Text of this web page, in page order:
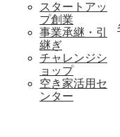
スタートアッ
プ創業
事業承継・引
継ぎ
チャレンジシ
ョップ
空き家活用セ
ンター